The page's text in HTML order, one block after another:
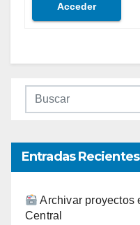
Acceder
Entradas Recientes
Archivar proyectos
Central